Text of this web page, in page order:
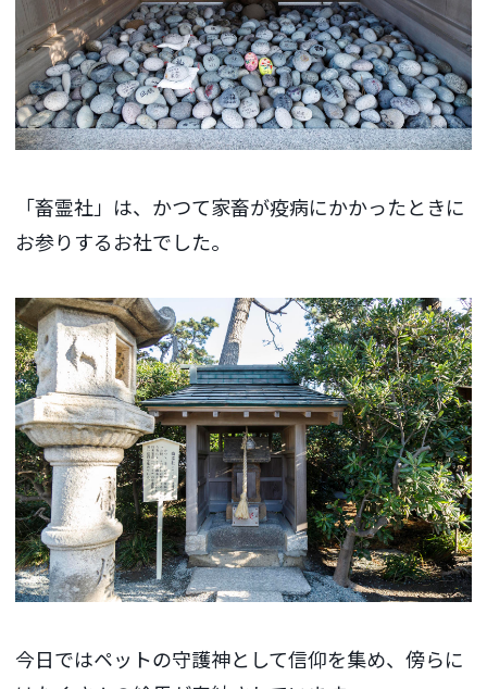
「畜霊社」は、かつて家畜が疫病にかかったときに
お参りするお社でした。
今日ではペットの守護神として信仰を集め、傍らに